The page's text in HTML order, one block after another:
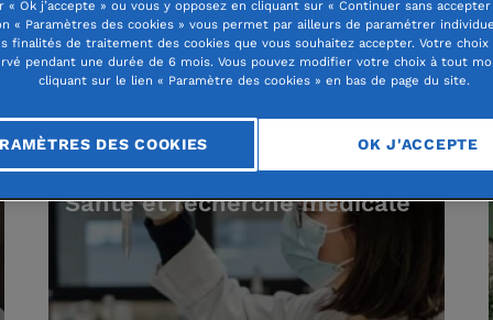
éducation, santé, culture… la
tous les domaines de l’intérêt
Santé et recherche médicale
« Ok j’accepte » ou vous y opposez en cliquant sur « Continuer sans accepter
« Paramètres des cookies » vous permet par ailleurs de paramétrer
finalités de traitement des cookies que vous souhaitez accepter. Votre choix
pendant une durée de 6 mois. Vous pouvez modifier votre choix à tout
cliquant sur le lien « Paramètre des cookies » en bas de page du site.
DES COOKIES OK J'ACCEPTE